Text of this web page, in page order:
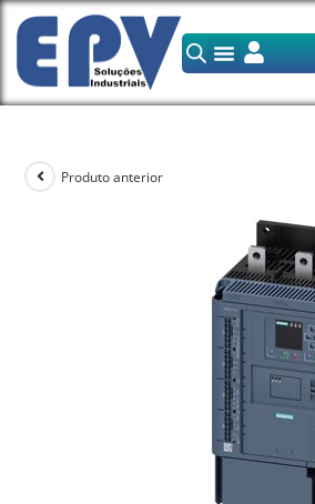
Produto anterior